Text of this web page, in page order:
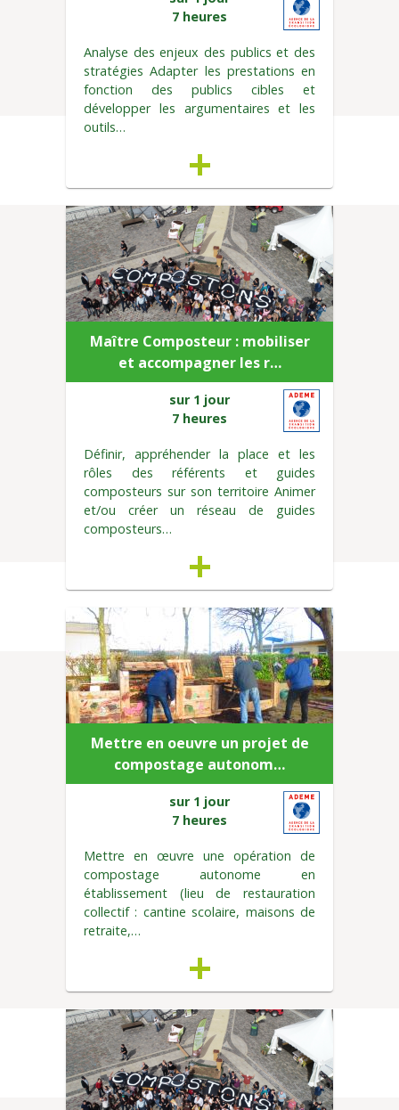
7 heures
Analyse des enjeux des publics et des
stratégies Adapter les prestations en
fonction des publics cibles et
développer les argumentaires et les
outils…
+
Maître Composteur : mobiliser
et accompagner les r…
sur 1 jour
7 heures
Définir, appréhender la place et les
rôles des référents et guides
composteurs sur son territoire Animer
et/ou créer un réseau de guides
composteurs…
+
Mettre en oeuvre un projet de
compostage autonom…
sur 1 jour
7 heures
Mettre en œuvre une opération de
compostage autonome en
établissement (lieu de restauration
collectif : cantine scolaire, maisons de
retraite,…
+